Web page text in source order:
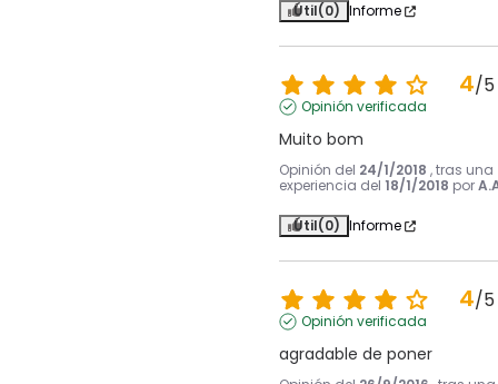
Útil(0) Informe
4/5
Opinión verificada
Muito bom
Opinión del 24/1/2018 , tras una
experiencia del 18/1/2018 por
Útil(0) Informe
4/5
Opinión verificada
agradable de poner